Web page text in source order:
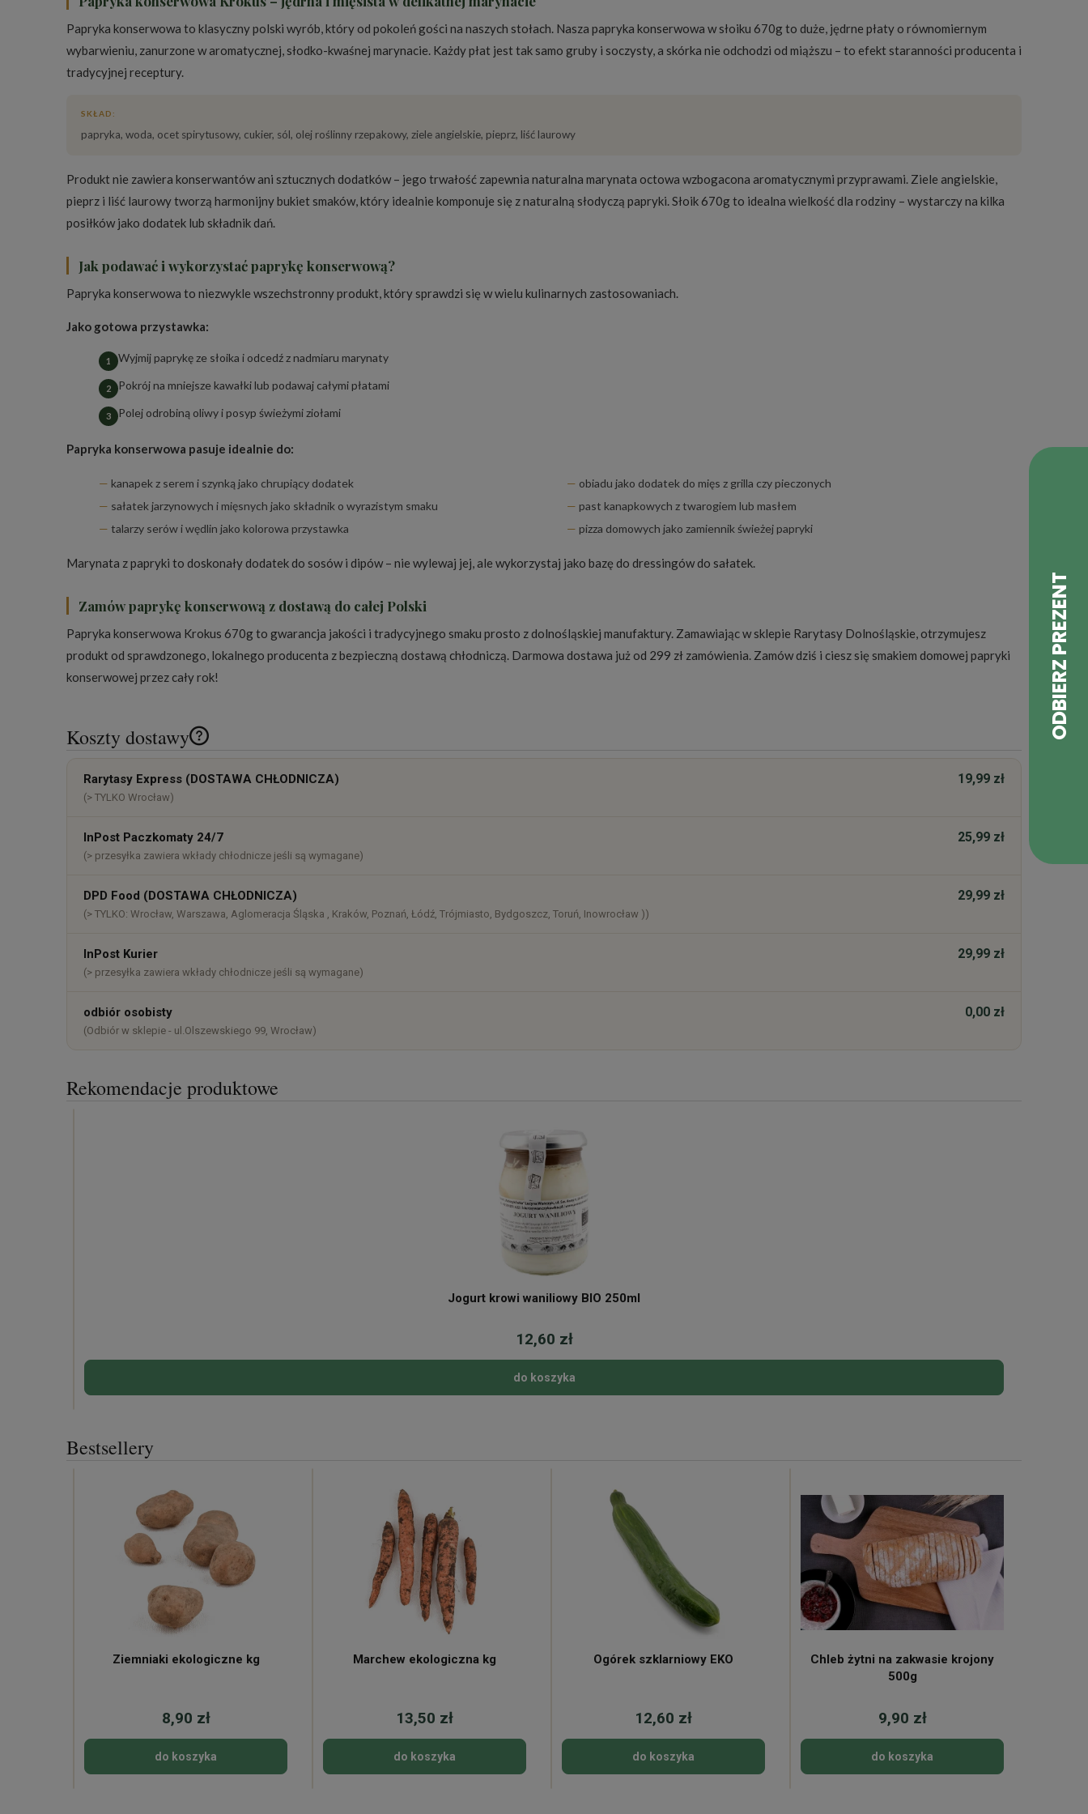
Papryka konserwowa to klasyczny polski wyrób, który od pokoleń gości na naszych stołach. Nasza papryka konserwowa w słoiku 670g to duże, jędrne płaty o równomiernym
wybarwieniu, zanurzone w aromatycznej, słodko-kwaśnej marynacie. Każdy płat jest tak samo gruby i soczysty, a skórka nie odchodzi od miąższu – to efekt staranności producenta i
tradycyjnej receptury.
SKŁAD:
papryka, woda, ocet spirytusowy, cukier, sól, olej roślinny rzepakowy, ziele angielskie, pieprz, liść laurowy
Produkt nie zawiera konserwantów ani sztucznych dodatków – jego trwałość zapewnia naturalna marynata octowa wzbogacona aromatycznymi przyprawami. Ziele angielskie,
pieprz i liść laurowy tworzą harmonijny bukiet smaków, który idealnie komponuje się z naturalną słodyczą papryki. Słoik 670g to idealna wielkość dla rodziny – wystarczy na kilka
posiłków jako dodatek lub składnik dań.
Jak podawać i wykorzystać paprykę konserwową?
Papryka konserwowa to niezwykle wszechstronny produkt, który sprawdzi się w wielu kulinarnych zastosowaniach.
Jako gotowa przystawka:
Wyjmij paprykę ze słoika i odcedź z nadmiaru marynaty
Pokrój na mniejsze kawałki lub podawaj całymi płatami
Polej odrobiną oliwy i posyp świeżymi ziołami
Papryka konserwowa pasuje idealnie do:
kanapek z serem i szynką jako chrupiący dodatek
sałatek jarzynowych i mięsnych jako składnik o wyrazistym smaku
talarzy serów i wędlin jako kolorowa przystawka
obiadu jako dodatek do mięs z grilla czy pieczonych
past kanapkowych z twarogiem lub masłem
pizza domowych jako zamiennik świeżej papryki
Marynata z papryki to doskonały dodatek do sosów i dipów – nie wylewaj jej, ale wykorzystaj jako bazę do dressingów do sałatek.
Zamów paprykę konserwową z dostawą do całej Polski
Papryka konserwowa Krokus 670g to gwarancja jakości i tradycyjnego smaku prosto z dolnośląskiej manufaktury. Zamawiając w sklepie Rarytasy Dolnośląskie, otrzymujesz
produkt od sprawdzonego, lokalnego producenta z bezpieczną dostawą chłodniczą. Darmowa dostawa już od 299 zł zamówienia. Zamów dziś i ciesz się smakiem domowej papryki
konserwowej przez cały rok!
Koszty dostawy
Cena nie zawiera ewentualnych kosztów
Rarytasy Express (DOSTAWA CHŁODNICZA)
(> TYLKO Wrocław)
19,99 zł
InPost Paczkomaty 24/7
(> przesyłka zawiera wkłady chłodnicze jeśli są wymagane)
25,99 zł
DPD Food (DOSTAWA CHŁODNICZA)
(> TYLKO: Wrocław, Warszawa, Aglomeracja Śląska , Kraków, Poznań, Łódź, Trójmiasto, Bydgoszcz, Toruń, Inowrocław ))
29,99 zł
InPost Kurier
(> przesyłka zawiera wkłady chłodnicze jeśli są wymagane)
29,99 zł
odbiór osobisty
(Odbiór w sklepie - ul.Olszewskiego 99, Wrocław)
0,00 zł
Rekomendacje produktowe
Jogurt krowi waniliowy BIO 250ml
12,60 zł
do koszyka
Bestsellery
Ziemniaki ekologiczne kg
8,90 zł
do koszyka
Marchew ekologiczna kg
13,50 zł
do koszyka
Ogórek szklarniowy EKO
12,60 zł
do koszyka
Chleb żytni na zakwasie krojony
500g
9,90 zł
do koszyka